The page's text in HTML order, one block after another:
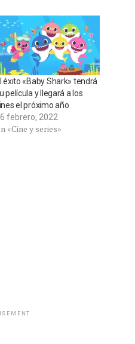
éxito «Baby Shark» tendrá
película y llegará a los
el próximo año
febrero, 2022
«Cine y series»